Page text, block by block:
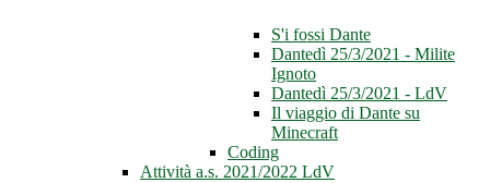
S'i fossi Dante
Dantedì 25/3/2021 - Milite
Ignoto
Dantedì 25/3/2021 - LdV
Il viaggio di Dante su
Minecraft
Coding
Attività a.s. 2021/2022 LdV